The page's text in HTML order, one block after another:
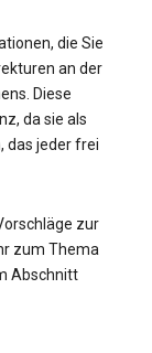
die Sie
an der
Diese
da sie als
das jeder frei
zur
zum Thema
Abschnitt